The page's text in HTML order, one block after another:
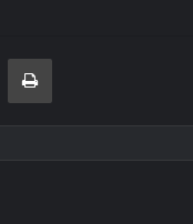
E-Posta ile paylaş Yazdır